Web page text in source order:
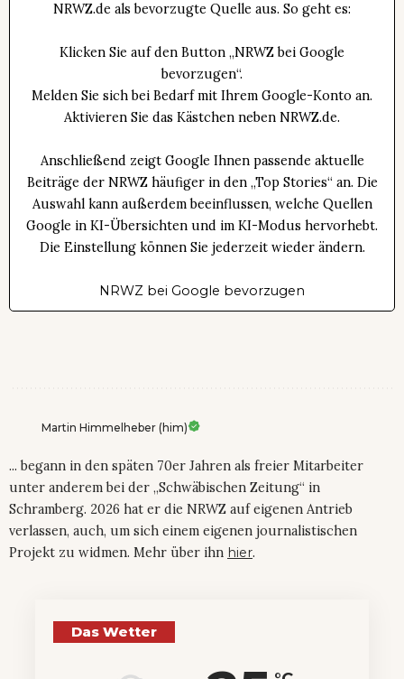
NRWZ.de als bevorzugte Quelle aus. So geht es:
Klicken Sie auf den Button „NRWZ bei Google
bevorzugen“.
Melden Sie sich bei Bedarf mit Ihrem Google-Konto an.
Aktivieren Sie das Kästchen neben NRWZ.de.
Anschließend zeigt Google Ihnen passende aktuelle
Beiträge der NRWZ häufiger in den „Top Stories“ an. Die
Auswahl kann außerdem beeinflussen, welche Quellen
Google in KI-Übersichten und im KI-Modus hervorhebt.
Die Einstellung können Sie jederzeit wieder ändern.
NRWZ bei Google bevorzugen
Martin Himmelheber (him)
... begann in den späten 70er Jahren als freier Mitarbeiter
unter anderem bei der „Schwäbischen Zeitung“ in
Schramberg. 2026 hat er die NRWZ auf eigenen Antrieb
verlassen, auch, um sich einem eigenen journalistischen
Projekt zu widmen. Mehr über ihn hier.
Das Wetter